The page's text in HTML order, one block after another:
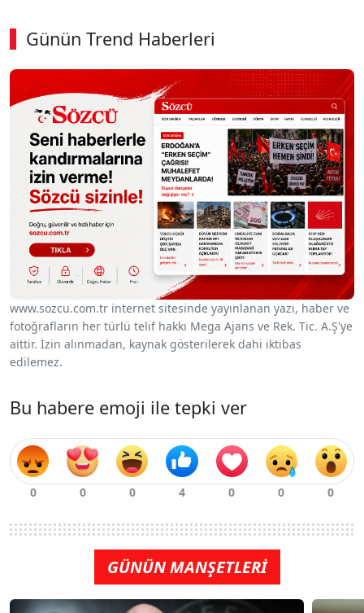
Günün Trend Haberleri
www.sozcu.com.tr internet sitesinde yayınlanan yazı, haber ve
fotoğrafların her türlü telif hakkı Mega Ajans ve Rek. Tic. A.Ş'ye
aittir. İzin alınmadan, kaynak gösterilerek dahi iktibas
edilemez.
Bu habere emoji ile tepki ver
GÜNÜN MANŞETLERİ